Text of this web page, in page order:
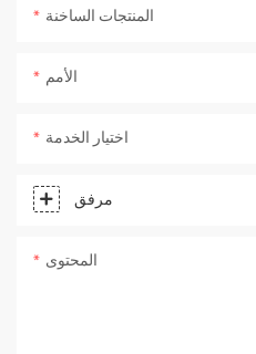
المنتجات الساخنة
الأمم
اختيار الخدمة
مرفق
المحتوى